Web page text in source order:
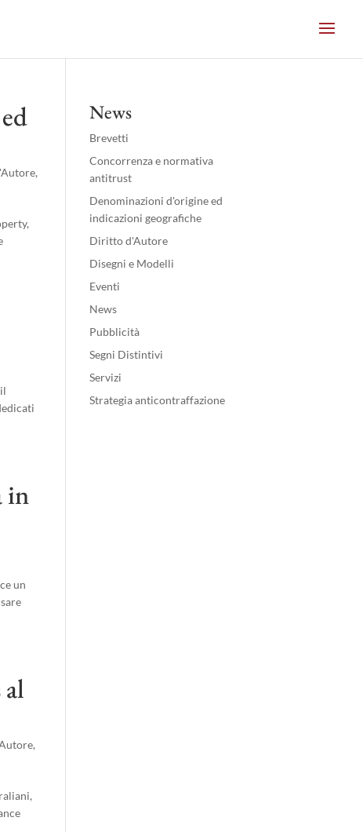
,
in
un
,
News
Brevetti
Concorrenza e normativa
antitrust
Denominazioni d'origine ed
indicazioni geografiche
Diritto d'Autore
Disegni e Modelli
Eventi
News
Pubblicità
Segni Distintivi
Servizi
Strategia anticontraffazione